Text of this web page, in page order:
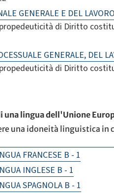
GENERALE E DEL LAVORO
di Diritto
GENERALE, DEL
di Diritto
una lingua dell'Unione
una idoneità linguistica
FRANCESE B - 1
INGLESE B - 1
SPAGNOLA B - 1